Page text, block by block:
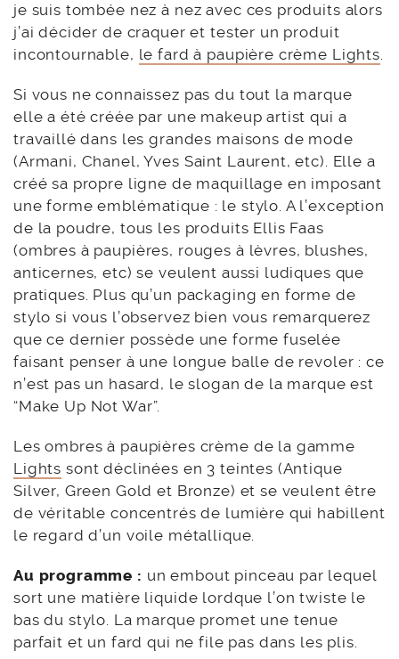
je suis tombée nez à nez avec ces produits alors
j’ai décider de craquer et tester un produit
incontournable, le fard à paupière crème Lights.
Si vous ne connaissez pas du tout la marque
elle a été créée par une makeup artist qui a
travaillé dans les grandes maisons de mode
(Armani, Chanel, Yves Saint Laurent, etc). Elle a
créé sa propre ligne de maquillage en imposant
une forme emblématique : le stylo. A l’exception
de la poudre, tous les produits Ellis Faas
(ombres à paupières, rouges à lèvres, blushes,
anticernes, etc) se veulent aussi ludiques que
pratiques. Plus qu’un packaging en forme de
stylo si vous l’observez bien vous remarquerez
que ce dernier possède une forme fuselée
faisant penser à une longue balle de revoler : ce
n’est pas un hasard, le slogan de la marque est
“Make Up Not War”.
Les ombres à paupières crème de la gamme
Lights sont déclinées en 3 teintes (Antique
Silver, Green Gold et Bronze) et se veulent être
de véritable concentrés de lumière qui habillent
le regard d’un voile métallique.
Au programme : un embout pinceau par lequel
sort une matière liquide lordque l’on twiste le
bas du stylo. La marque promet une tenue
parfait et un fard qui ne file pas dans les plis.